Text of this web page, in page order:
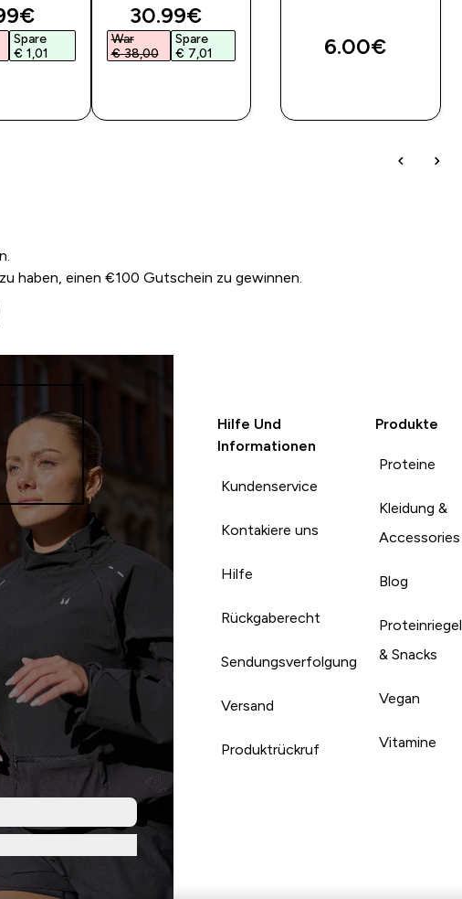
price
Spare
€ 1,01‎
discounted price
30.99€‎
War
€ 38,00‎
Spare
€ 7,01‎
6.00€‎
haben, einen €100 Gutschein zu gewinnen.
Hilfe Und
Informationen
Kundenservice
Kontakiere uns
Hilfe
Rückgaberecht
Sendungsverfolgung
Versand
Produktrückruf
Produkte
Proteine
Kleidung &
Accessories
Blog
Proteinriegel
& Snacks
Vegan
Vitamine